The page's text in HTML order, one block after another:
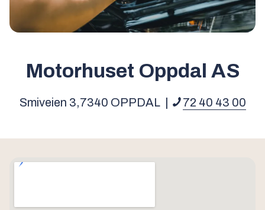
Motorhuset Oppdal AS
Smiveien 3,7340 OPPDAL 72 40 43 00